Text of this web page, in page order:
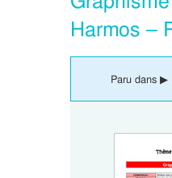
Harmos –
Paru dans ▶